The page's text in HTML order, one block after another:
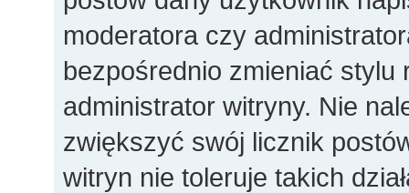
moderatora czy
bezpośrednio zmieniać stylu
administrator witryny. Nie
zwiększyć swój licznik
witryn nie toleruje takich